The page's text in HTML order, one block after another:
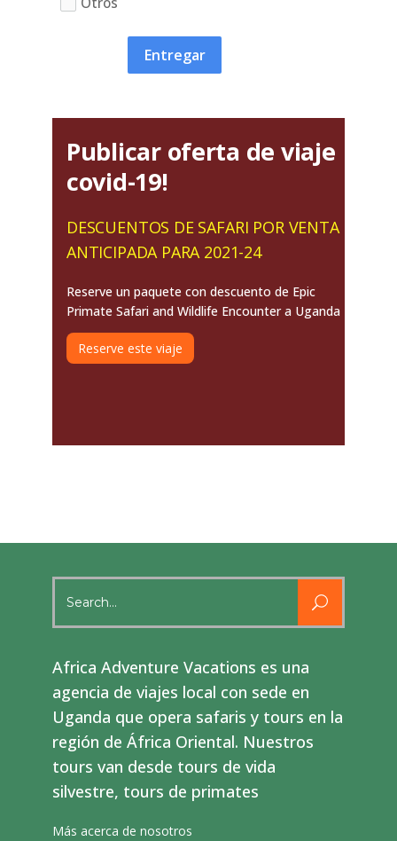
Entregar
Publicar oferta de viaje
covid-19!
DESCUENTOS DE SAFARI POR VENTA
ANTICIPADA PARA 2021-24
Reserve un paquete con descuento de Epic
Primate Safari and Wildlife Encounter a Uganda
Reserve este viaje
for:
Africa Adventure Vacations es una
agencia de viajes local con sede en
Uganda que opera safaris y tours en la
región de África Oriental. Nuestros
tours van desde tours de vida
silvestre, tours de primates
Más acerca de nosotros